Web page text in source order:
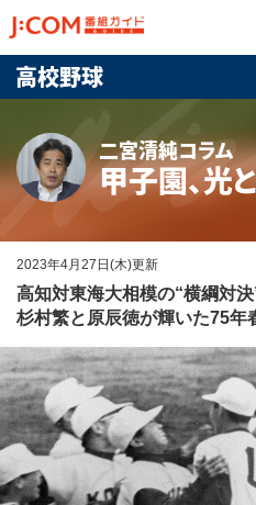
高校野球
二宮清純コラム
甲子園、光
2023年4月27日(木)更新
高知対東海大相模の“横綱対決
杉村繁と原辰徳が輝いた75年